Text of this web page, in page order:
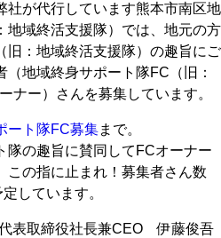
社が代行しています熊本市南区地
地域終活支援隊）では、地元の方
旧：地域終活支援隊）の趣旨にご
地域終身サポート隊FC（旧：
ナー）さんを募集しています。
ート隊FC募集まで。
隊の趣旨に賛同してFCオーナー
この指に止まれ！募集者さん数
しています。
表取締役社長兼CEO 伊藤俊吾